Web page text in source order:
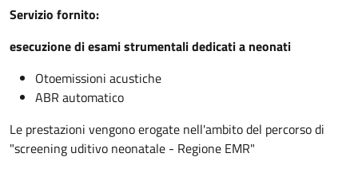
Descrizione
Servizio fornito:
esecuzione di esami strumentali dedicati a neonati
Otoemissioni acustiche
ABR automatico
Le prestazioni vengono erogate nell'ambito del percorso di
"screening uditivo neonatale - Regione EMR"